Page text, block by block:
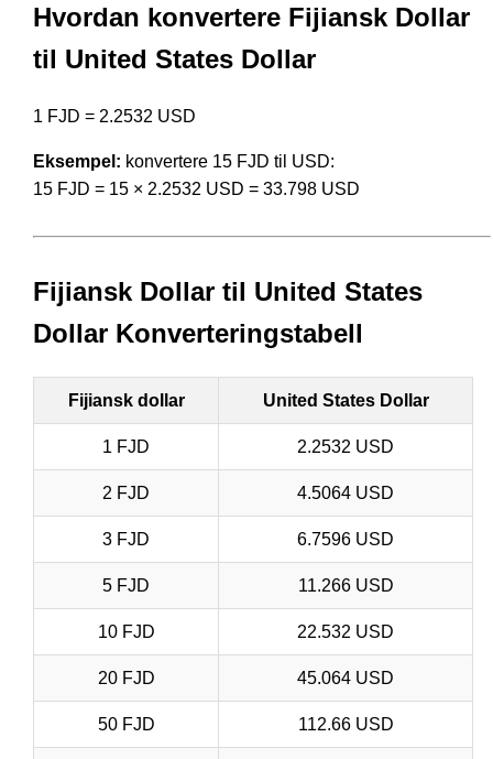
Hvordan konvertere Fijiansk Dollar
til United States Dollar
1 FJD = 2.2532 USD
Eksempel: konvertere 15 FJD til USD:
15 FJD = 15 × 2.2532 USD = 33.798 USD
Fijiansk Dollar til United States
Dollar Konverteringstabell
Fijiansk dollar United States Dollar
1 FJD 2.2532 USD
2 FJD 4.5064 USD
3 FJD 6.7596 USD
5 FJD 11.266 USD
10 FJD 22.532 USD
20 FJD 45.064 USD
50 FJD 112.66 USD